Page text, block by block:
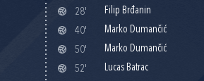
28'
Filip Brđanin
40'
Marko Dumančić
50'
Marko Dumančić
52'
Lucas Batrac